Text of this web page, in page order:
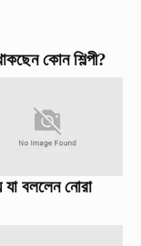
কোন শিল্পী?
যা বললেন নোরা